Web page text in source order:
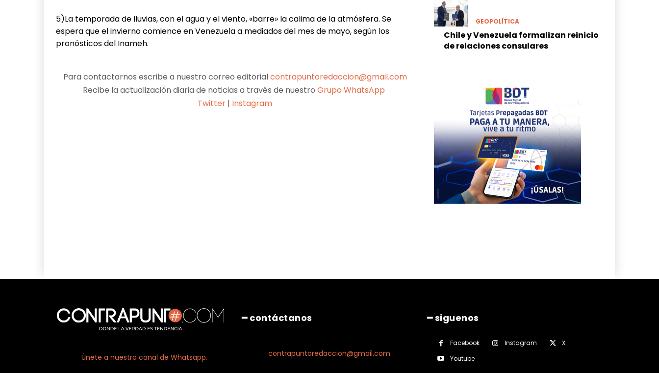
5)La temporada de lluvias, con el agua y el viento, «barre» la calima de la atmósfera. Se
espera que el invierno comience en Venezuela a mediados del mes de mayo, según los
pronósticos del Inameh.
Para contactarnos escribe a nuestro correo editorialcontrapuntoredaccion@gmail.com
Recibe la actualización diaria de noticias a través de nuestroGrupo WhatsApp
Twitter | Instagram
GEOPOLÍTICA
Chile y Venezuela formalizan reinicio
de relaciones consulares
Únete a nuestro canal de Whatsapp.
━ contáctanos
contrapuntoredaccion@gmail.com
━ siguenos
Facebook Instagram
X
Youtube